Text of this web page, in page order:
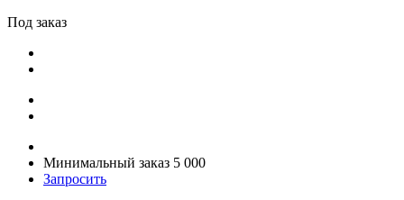
Под заказ
Минимальный заказ 5 000
Запросить